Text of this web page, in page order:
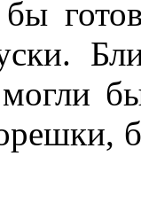
могли